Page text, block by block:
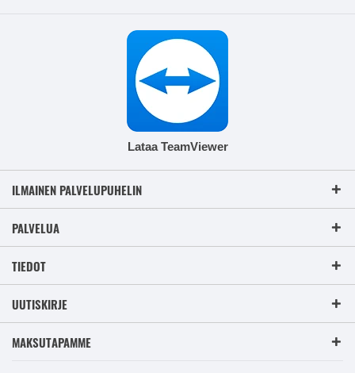
Lataa TeamViewer
ILMAINEN PALVELUPUHELIN
PALVELUA
TIEDOT
UUTISKIRJE
MAKSUTAPAMME